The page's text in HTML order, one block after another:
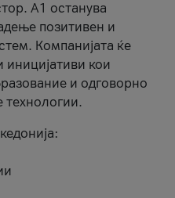
А1 останува
позитивен и
Компанијата ќе
кои
и одговорно
технологии.